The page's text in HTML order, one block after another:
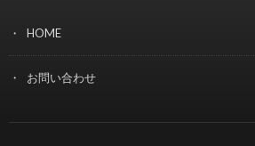
HOME
お問い合わせ